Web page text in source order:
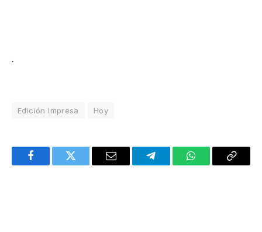
.
Edición Impresa Hoy
FacebookTwitter Email TelegramWhatsAppCopy